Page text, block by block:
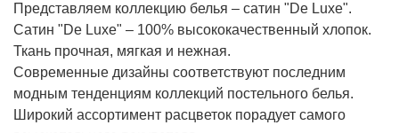
Представляем коллекцию белья – сатин "De Luxe".
Сатин "De Luxe" – 100% высококачественный хлопок.
Ткань прочная, мягкая и нежная.
Современные дизайны соответствуют последним
модным тенденциям коллекций постельного белья.
Широкий ассортимент расцветок порадует самого